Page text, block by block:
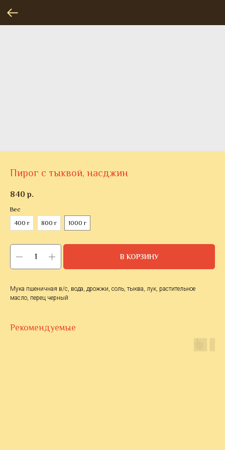
Пирог с тыквой, насджин
840 р.
Вес
400 г
800 г 1000 г
В КОРЗИНУ
Мука пшеничная в/с, вода, дрожжи, соль, тыква, лук, растительное
масло, перец черный
Рекомендуемые